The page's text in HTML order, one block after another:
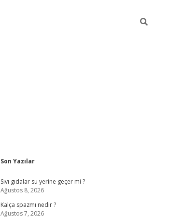
Sidebar
Son Yazılar
Sıvı gıdalar su yerine geçer mi ?
Ağustos 8, 2026
Kalça spazmı nedir ?
Ağustos 7, 2026